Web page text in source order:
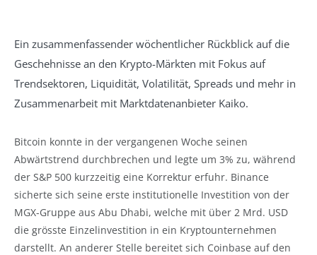
Ein zusammenfassender wöchentlicher Rückblick auf die
Geschehnisse an den Krypto-Märkten mit Fokus auf
Trendsektoren, Liquidität, Volatilität, Spreads und mehr in
Zusammenarbeit mit Marktdatenanbieter Kaiko.
Bitcoin konnte in der vergangenen Woche seinen
Abwärtstrend durchbrechen und legte um 3% zu, während
der S&P 500 kurzzeitig eine Korrektur erfuhr. Binance
sicherte sich seine erste institutionelle Investition von der
MGX-Gruppe aus Abu Dhabi, welche mit über 2 Mrd. USD
die grösste Einzelinvestition in ein Kryptounternehmen
darstellt. An anderer Stelle bereitet sich Coinbase auf den